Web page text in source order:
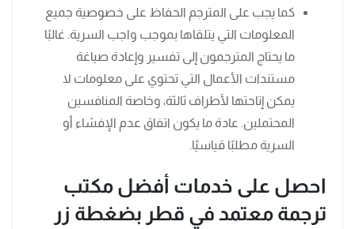
كما يجب على المترجم الحفاظ على خصوصية جميع
المعلومات التي يتلقاها بموجب واجب السرية. غالبًا
ما يحتاج المترجمون إلى تفسير وإعادة صياغة
مستندات الأعمال التي تحتوي على معلومات لا
يمكن إتاحتها لأطراف ثالثة، وخاصة المنافسين
المحتملين. عادة ما يكون اتفاق عدم الإفشاء أو
السرية مطلبًا قياسيًا.
احصل على خدمات أفضل مكتب
ترجمة معتمد في قطر بضغطة زر